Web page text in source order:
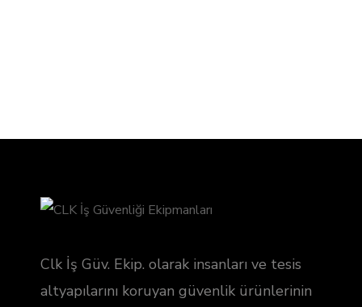
Clk İş Güv. Ekip. olarak insanları ve tesis
altyapılarını koruyan güvenlik ürünlerinin